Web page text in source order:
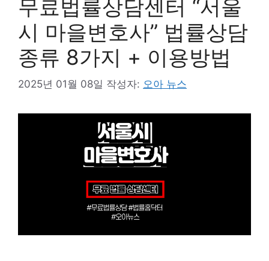
무료법률상담센터 “서울
시 마을변호사” 법률상담
종류 8가지 + 이용방법
2025년 01월 08일 작성자: 오아 뉴스